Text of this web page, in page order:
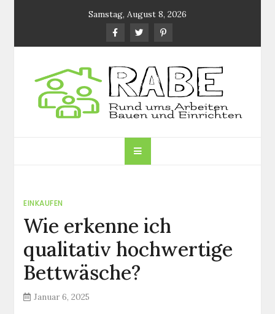
Samstag, August 8, 2026
RABE.DE
EINKAUFEN
Wie erkenne ich
qualitativ hochwertige
Bettwäsche?
Januar 6, 2025